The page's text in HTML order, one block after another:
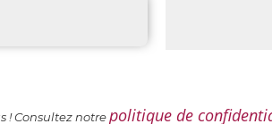
! Consultez notrepolitique de